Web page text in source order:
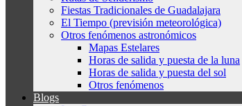
Fiestas Tradicionales de Guadalajara
El Tiempo (previsión meteorológica)
Otros fenómenos astronómicos
Mapas Estelares
Horas de salida y puesta de la luna
Horas de salida y puesta del sol
Otros fenómenos
Blogs